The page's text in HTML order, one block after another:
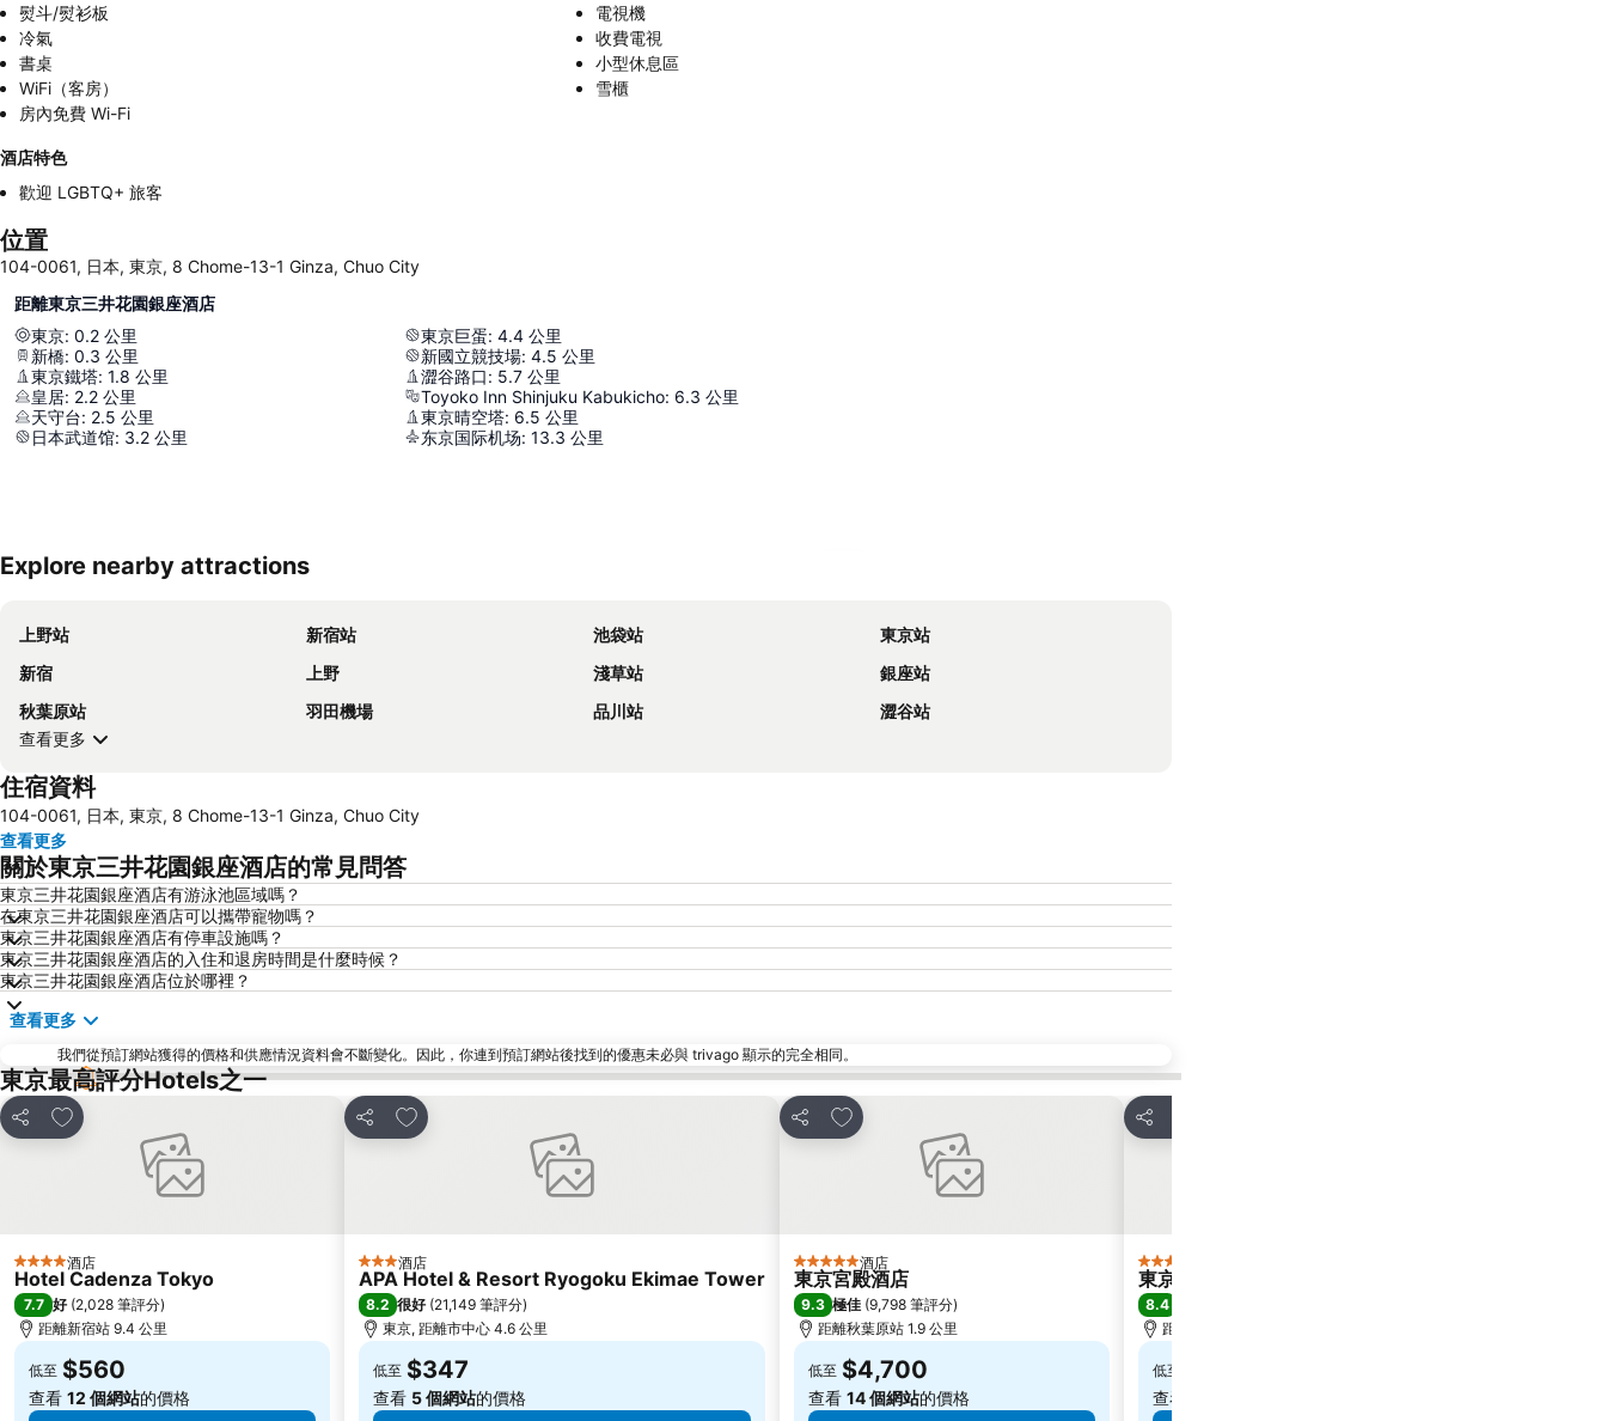
熨斗/熨衫板
電視機
冷氣
收費電視
書桌
小型休息區
WiFi（客房）
雪櫃
房內免費 Wi-Fi
酒店特色
歡迎 LGBTQ+ 旅客
位置
104-0061, 日本, 東京, 8 Chome-13-1 Ginza, Chuo City
距離東京三井花園銀座酒店
東京: 0.2 公里
新橋: 0.3 公里
東京鐵塔: 1.8 公里
皇居: 2.2 公里
天守台: 2.5 公里
日本武道馆: 3.2 公里
東京巨蛋: 4.4 公里
新國立競技場: 4.5 公里
澀谷路口: 5.7 公里
Toyoko Inn Shinjuku Kabukicho: 6.3 公里
東京晴空塔: 6.5 公里
东京国际机场: 13.3 公里
Explore nearby attractions
上野站 新宿站 池袋站
東京站
新宿
上野 淺草站
銀座站
秋葉原站
羽田機場 品川站
澀谷站
查看更多
住宿資料
104-0061, 日本, 東京, 8 Chome-13-1 Ginza, Chuo City
查看更多
關於東京三井花園銀座酒店的常見問答
東京三井花園銀座酒店有游泳池區域嗎？
在東京三井花園銀座酒店可以攜帶寵物嗎？
東京三井花園銀座酒店有停車設施嗎？
東京三井花園銀座酒店的入住和退房時間是什麼時候？
東京三井花園銀座酒店位於哪裡？
查看更多
我們從預訂網站獲得的價格和供應情況資料會不斷變化。因此，你連到預訂網站後找到的優惠未必與 trivago 顯示的完全相同。
東京最高評分Hotels之一
分享
放到收藏夾
4 星級 酒店
Hotel Cadenza Tokyo
7.7 好 (2,028 筆評分)
距離新宿站 9.4 公里
低至 $560
查看 12 個網站的價格
分享
放到收藏夾
3 星級酒店
APA Hotel & Resort Ryogoku Ekimae Tower
8.2 很好 (21,149 筆評分)
東京, 距離市中心 4.6 公里
低至 $347
查看 5 個網站的價格
分享
放到收藏夾
5 星級 酒店
東京宮殿酒店
9.3 極佳 (9,798 筆評分)
距離秋葉原站 1.9 公里
低至 $4,700
查看 14 個網站的價格
分享
3 星級
東京樂天都市錦酒店
8.4
距離秋葉原站 3.7 公里
低至
查看